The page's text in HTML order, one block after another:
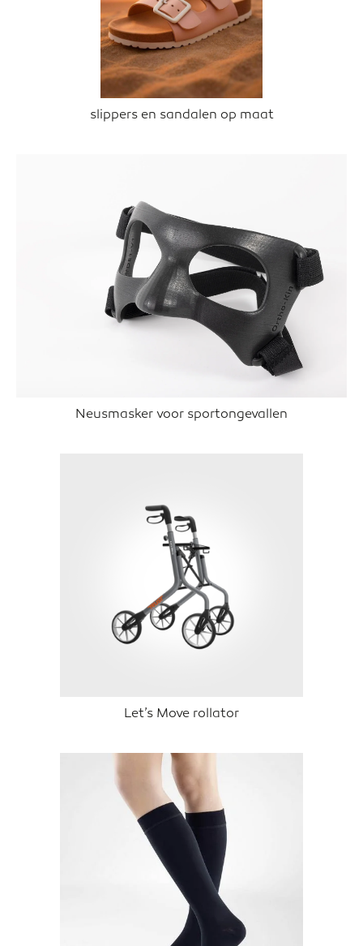
slippers en sandalen op maat
Neusmasker voor sportongevallen
Let’s Move rollator